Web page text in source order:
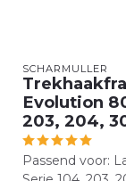
SCHARMÜLLER
Evolution
203, 204,
Passend voor: